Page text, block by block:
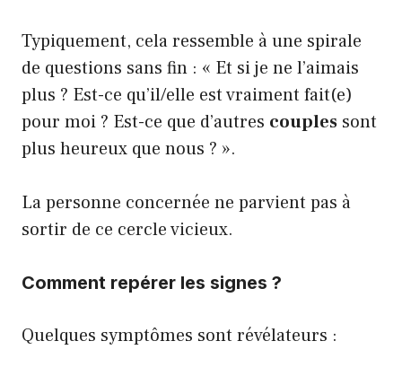
Typiquement, cela ressemble à une spirale
de questions sans fin : « Et si je ne l’aimais
plus ? Est-ce qu’il/elle est vraiment fait(e)
pour moi ? Est-ce que d’autres couples sont
plus heureux que nous ? ».
La personne concernée ne parvient pas à
sortir de ce cercle vicieux.
Comment repérer les signes ?
Quelques symptômes sont révélateurs :